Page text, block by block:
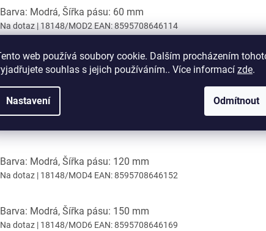
web používá soubory cookie. Dalším procházením
souhlas s jejich používáním.. Více informací zde.
Nastavení Odmítnout
Barva: Modrá, Šířka pásu: 60 mm
Na dotaz | 18148/MOD2 EAN:8595708646114
Barva: Modrá, Šířka pásu: 80 mm
Na dotaz| 18148/MOD3EAN: 8595708646138
Barva: Modrá, Šířka pásu: 100 mm
Barva: Modrá, Šířka pásu: 120 mm
Na dotaz | 18148/MOD4 EAN:8595708646152
Barva: Modrá, Šířka pásu: 150 mm
Na dotaz | 18148/MOD6 EAN:8595708646169